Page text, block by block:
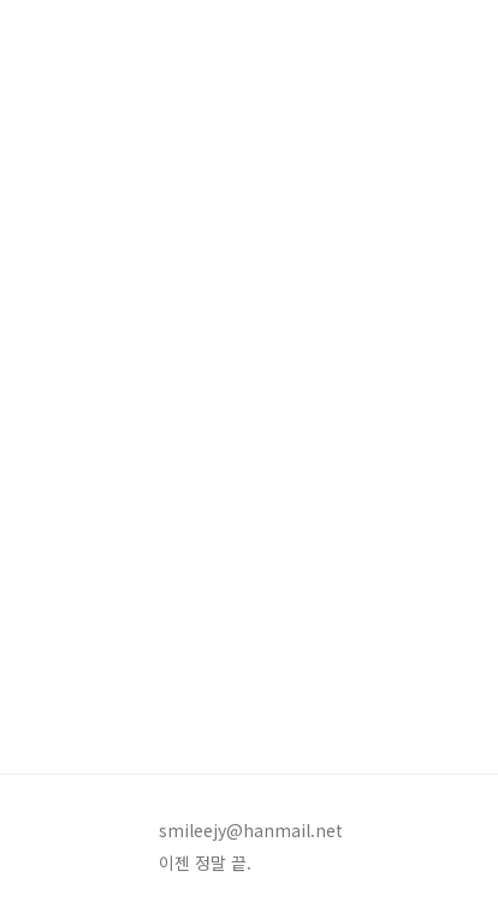
smileejy@hanmail.net
이젠 정말 끝.